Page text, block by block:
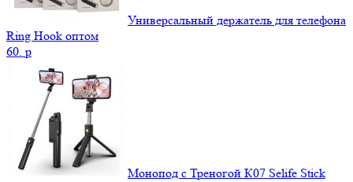
Универсальный держатель для телефона
Ring Hook оптом
60. p
Монопод с Треногой К07 Selife Stick